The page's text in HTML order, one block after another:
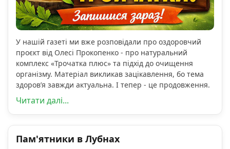
У нашій газеті ми вже розповідали про оздоровчий
проєкт від Олесі Прокопенко - про натуральний
комплекс «Трочатка плюс» та підхід до очищення
організму. Матеріал викликав зацікавлення, бо тема
здоров’я завжди актуальна. І тепер - це продовження.
Читати далі...
Пам'ятники в Лубнах